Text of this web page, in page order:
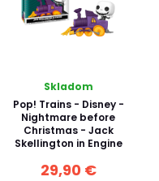
Skladom
Pop! Trains - Disney -
Nightmare before
Christmas - Jack
Skellington in Engine
29,90 €